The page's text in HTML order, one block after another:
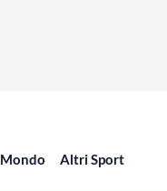
Mondo Altri Sport